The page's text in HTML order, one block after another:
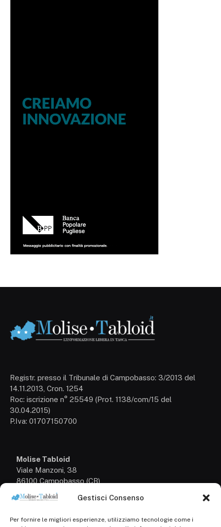
Gestisci Consenso
Per fornire le migliori esperienze, utilizziamo tecnologie come i
Registr. presso il Tribunale di Campobasso: 3/2013 del
14.11.2013, Cron. 1254
Roc: iscrizione n° 25549 (Prot. 1138/com/15 del
30.04.2015)
P.Iva: 01707150700
Molise Tabloid
Viale Manzoni, 38
86100 Campobasso (CB)
+39 3333169466